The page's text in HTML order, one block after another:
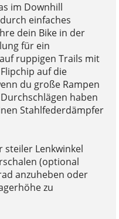
im Downhill
einfaches
dein Bike in der
für ein
ruppigen Trails mit
auf die
du große Rampen
haben
Stahlfederdämpfer
steiler Lenkwinkel
(optional
anzuheben oder
zu